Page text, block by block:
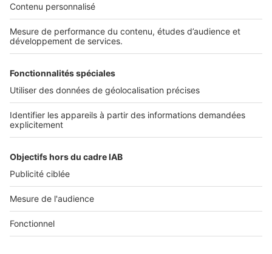
Nos solutions pro
Actualités pro
Nous contacter
Connexion à My SeLoger Pro
Espace Presse